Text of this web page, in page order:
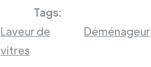
Tags:
Laveur de
vitres
Déménageur